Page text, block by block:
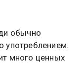
обычно
употреблением.
много ценных